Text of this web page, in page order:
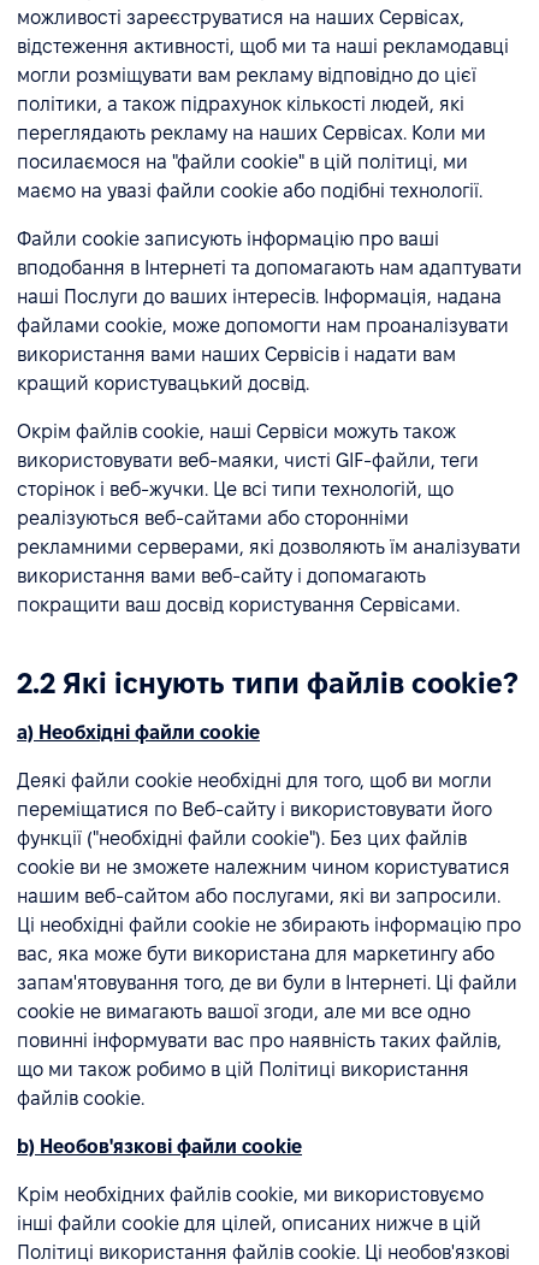
можливості зареєструватися на наших Сервісах,
відстеження активності, щоб ми та наші рекламодавці
могли розміщувати вам рекламу відповідно до цієї
політики, а також підрахунок кількості людей, які
переглядають рекламу на наших Сервісах. Коли ми
посилаємося на "файли cookie" в цій політиці, ми
маємо на увазі файли cookie або подібні технології.
Файли cookie записують інформацію про ваші
вподобання в Інтернеті та допомагають нам адаптувати
наші Послуги до ваших інтересів. Інформація, надана
файлами cookie, може допомогти нам проаналізувати
використання вами наших Сервісів і надати вам
кращий користувацький досвід.
Окрім файлів cookie, наші Сервіси можуть також
використовувати веб-маяки, чисті GIF-файли, теги
сторінок і веб-жучки. Це всі типи технологій, що
реалізуються веб-сайтами або сторонніми
рекламними серверами, які дозволяють їм аналізувати
використання вами веб-сайту і допомагають
покращити ваш досвід користування Сервісами.
2.2 Які існують типи файлів cookie?
а) Необхідні файли cookie
Деякі файли cookie необхідні для того, щоб ви могли
переміщатися по Веб-сайту і використовувати його
функції ("необхідні файли cookie"). Без цих файлів
cookie ви не зможете належним чином користуватися
нашим веб-сайтом або послугами, які ви запросили.
Ці необхідні файли cookie не збирають інформацію про
вас, яка може бути використана для маркетингу або
запам'ятовування того, де ви були в Інтернеті. Ці файли
cookie не вимагають вашої згоди, але ми все одно
повинні інформувати вас про наявність таких файлів,
що ми також робимо в цій Політиці використання
файлів cookie.
b) Необов'язкові файли cookie
Крім необхідних файлів cookie, ми використовуємо
інші файли cookie для цілей, описаних нижче в цій
Політиці використання файлів cookie. Ці необов'язкові